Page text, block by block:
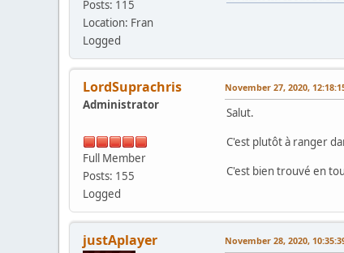
Posts: 115
Location: Fran
Logged
LordSuprachris
Administrator
Full Member
Posts: 155
Logged
November 27, 2020,
Salut.
C'est plutôt à ranger
C'est bien trouvé en
justAplayer November 28, 2020,